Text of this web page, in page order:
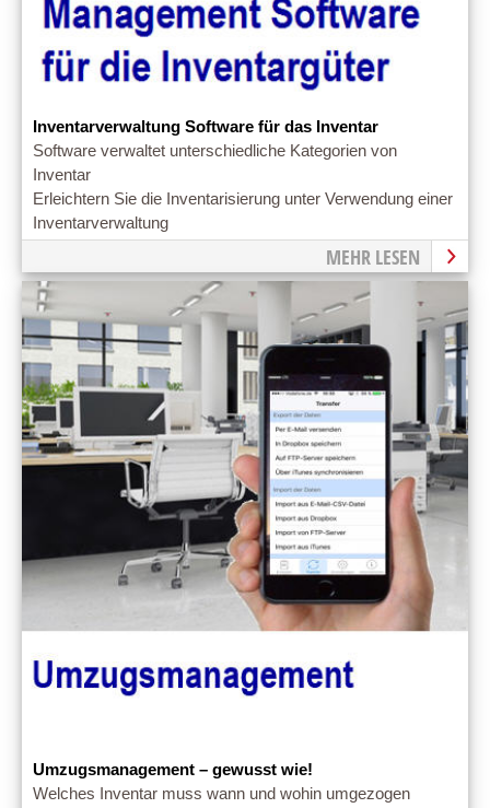
Inventarverwaltung Software für das Inventar
Software verwaltet unterschiedliche Kategorien von
Inventar
Erleichtern Sie die Inventarisierung unter Verwendung einer
Inventarverwaltung
MEHR LESEN
Umzugsmanagement – gewusst wie!
Welches Inventar muss wann und wohin umgezogen